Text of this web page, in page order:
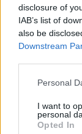
disclosure of
IAB’s list of
also be
Downstream
Personal
I want to
personal
Opted In